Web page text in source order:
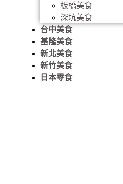
板橋美食
深坑美食
台中美食
基隆美食
新北美食
新竹美食
日本零食